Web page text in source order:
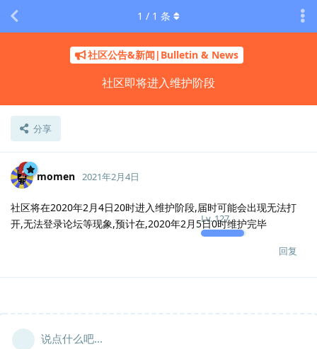
社区公告&新闻|Bulletin & News
社区即将进入维护阶段
分享
1 / 1 条
momen
Lv.127
2021年2月4日
社区将在2020年2月4日20时进入维护阶段,届时可能会出现无法打
开,无法登录论坛等现象,预计在,2020年2月5日0时维护完毕
回复
说点什么吧...